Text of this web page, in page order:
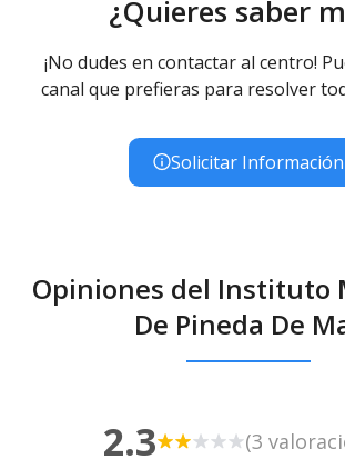
¿Quieres saber
¡No dudes en contactar al centro!
canal que prefieras para resolver
Solicitar Información
Opiniones del Instituto
De Pineda De
2.3 (3